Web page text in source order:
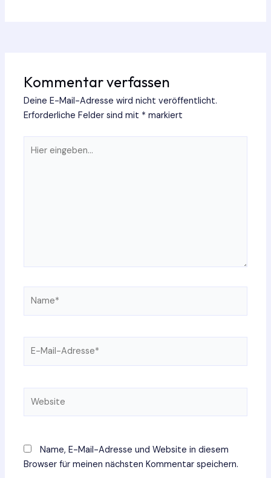
Kommentar verfassen
Deine E-Mail-Adresse wird nicht veröffentlicht.
Erforderliche Felder sind mit * markiert
eingeben…
Name, E-Mail-Adresse und Website in diesem
Browser für meinen nächsten Kommentar speichern.